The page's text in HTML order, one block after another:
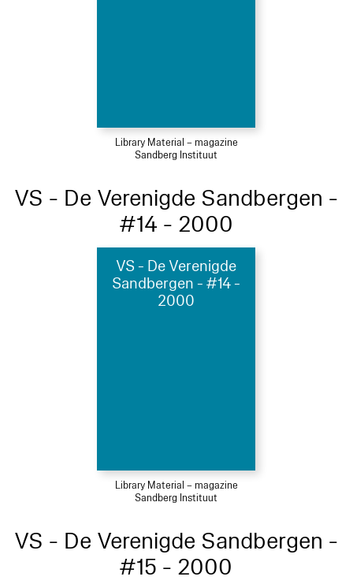
Library Material – magazine
Sandberg Instituut
VS - De Verenigde Sandbergen -
#14 - 2000
VS - De Verenigde
Sandbergen - #14 -
2000
Library Material – magazine
Sandberg Instituut
VS - De Verenigde Sandbergen -
#15 - 2000